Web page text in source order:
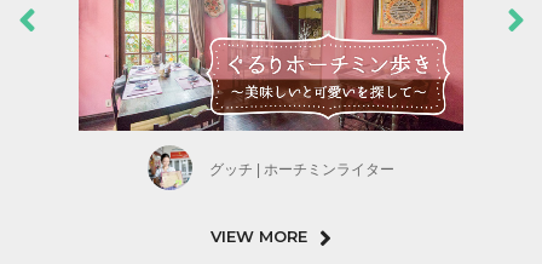
グッチ | ホーチミンライター
VIEW MORE